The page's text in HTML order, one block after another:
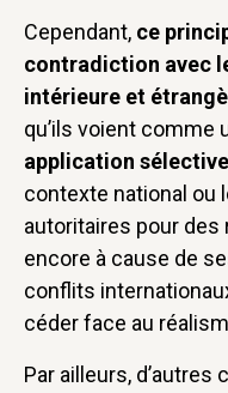
Cependant, ce
contradiction avec
intérieure et
qu’ils voient comme
application
contexte national ou
autoritaires pour des
encore à cause de
conflits
céder face au
Par ailleurs,